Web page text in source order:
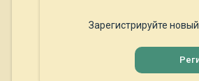
Зарегистрируйте